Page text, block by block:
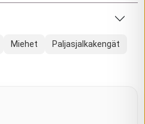
Miehet Paljasjalkakengät